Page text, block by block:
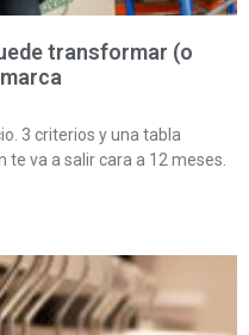
transformar (o
3 criterios y una tabla
va a salir cara a 12 meses.